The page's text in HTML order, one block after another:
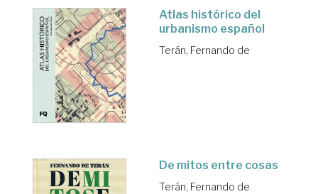
Atlas histórico del
urbanismo español
Terán, Fernando de
De mitos entre cosas
Terán, Fernando de